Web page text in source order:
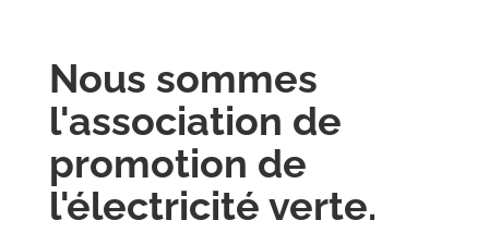
Nous sommes
l'association de
promotion de
l'électricité verte.